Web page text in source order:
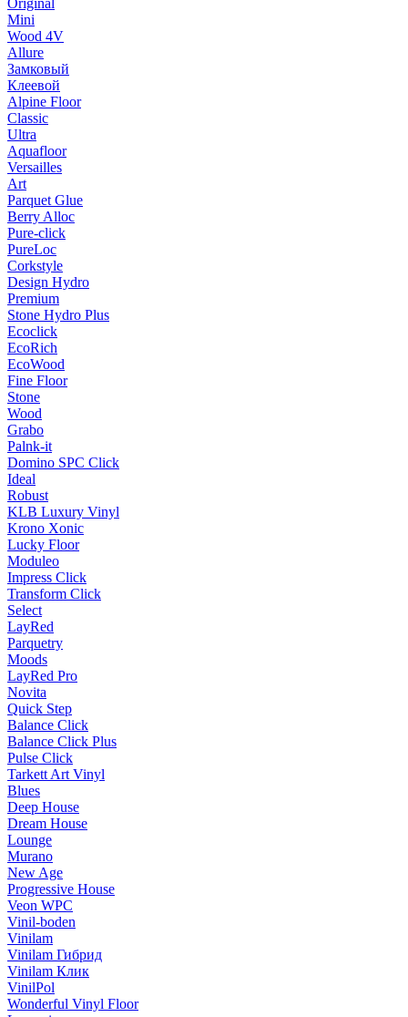
Original
Mini
Wood 4V
Allure
Замковый
Клеевой
Alpine Floor
Classic
Ultra
Aquafloor
Versailles
Art
Parquet Glue
Berry Alloc
Pure-click
PureLoc
Corkstyle
Design Hydro
Premium
Stone Hydro Plus
Ecoclick
EcoRich
EcoWood
Fine Floor
Stone
Wood
Grabo
Palnk-it
Domino SPC Click
Ideal
Robust
KLB Luxury Vinyl
Krono Xonic
Lucky Floor
Moduleo
Impress Click
Transform Click
Select
LayRed
Parquetry
Moods
LayRed Pro
Novita
Quick Step
Balance Click
Balance Click Plus
Pulse Click
Tarkett Art Vinyl
Blues
Deep House
Dream House
Lounge
Murano
New Age
Progressive House
Veon WPC
Vinil-boden
Vinilam
Vinilam Гибрид
Vinilam Клик
VinilPol
Wonderful Vinyl Floor